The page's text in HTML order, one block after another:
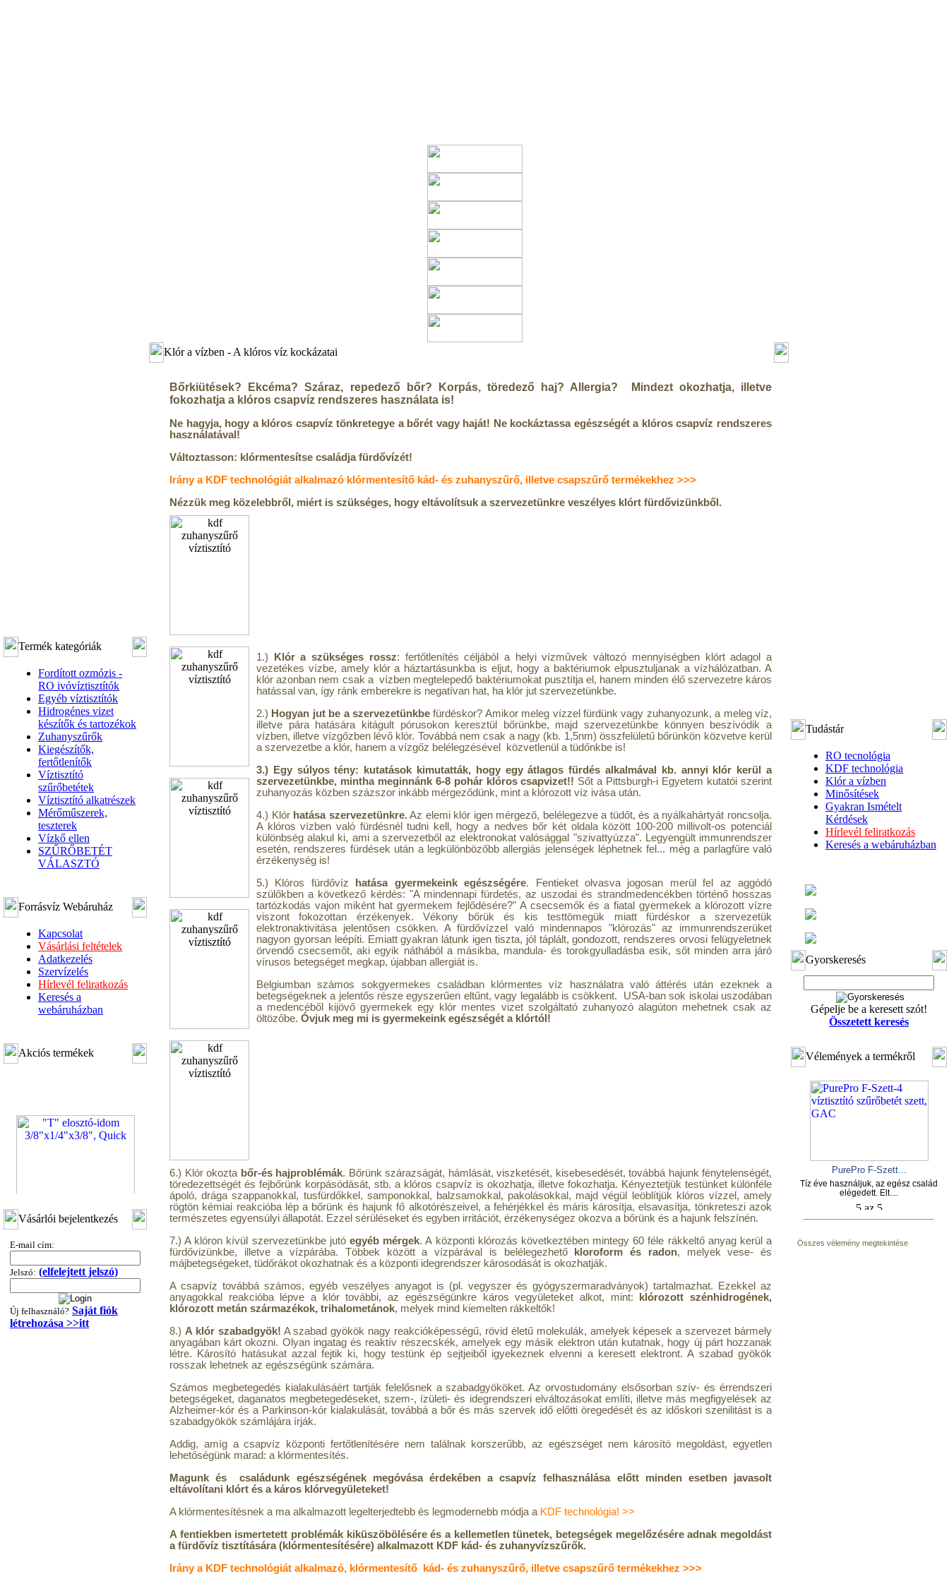
Termék kategóriák
Fordított ozmózis -
RO ivóvíztisztítók
Egyéb víztisztítók
Hidrogénes vizet
készítők és tartozékok
Zuhanyszűrők
Kiegészítők,
fertőtlenítők
Víztisztító
szűrőbetétek
Víztisztító alkatrészek
Mérőműszerek,
teszterek
Vízkő ellen
SZŰRŐBETÉT
VÁLASZTÓ
Forrásvíz Webáruház
Kapcsolat
Vásárlási feltételek
Adatkezelés
Szervízelés
Hírlevél feliratkozás
Keresés a
webáruházban
Akciós termékek
3/8"x1/4"x3/8", Quick
---------
Vásárlói bejelentkezés
E-mail cím:
Jelszó: (elfelejtett jelszó)
Új felhasználó? Saját fiók
létrehozása >>itt
Klór a vízben - A klóros víz kockázatai
Bőrkiütések? Ekcéma? Száraz, repedező bőr? Korpás, töredező haj? Allergia? Mindezt okozhatja, illetve
fokozhatja a klóros csapvíz rendszeres használata is!
Ne hagyja, hogy a klóros csapvíz tönkretegye a bőrét vagy haját! Ne kockáztassa egészségét a klóros csapvíz rendszeres
használatával!
Változtasson: klórmentesítse családja fürdővízét!
Irány a KDF technológiát alkalmazó klórmentesítő kád- és zuhanyszűrő, illetve csapszűrő termékekhez >>>
Nézzük meg közelebbről, miért is szükséges, hogy eltávolítsuk a szervezetünkre veszélyes klórt fürdővizünkből.
1.) Klór a szükséges rossz: fertőtlenítés céljából a helyi vízművek változó mennyiségben klórt adagol a
vezetékes vízbe, amely klór a háztartásunkba is eljut, hogy a baktériumok elpusztuljanak a vízhálózatban. A
klór azonban nem csak a vízben megtelepedő baktériumokat pusztítja el, hanem minden élő szervezetre káros
hatással van, így ránk emberekre is negatívan hat, ha klór jut szervezetünkbe.
2.) Hogyan jut be a szervezetünkbe fürdéskor? Amikor meleg vízzel fürdünk vagy zuhanyozunk, a meleg víz,
illetve pára hatására kitágult pórusokon keresztül bőrünkbe, majd szervezetünkbe könnyen beszívódik a
vízben, illetve vízgőzben lévő klór. Továbbá nem csak a nagy (kb. 1,5nm) összfelületű bőrünkön közvetve kerül
a szervezetbe a klór, hanem a vízgőz belélegzésével közvetlenül a tüdőnkbe is!
3.) Egy súlyos tény: kutatások kimutatták, hogy egy átlagos fürdés alkalmával kb. annyi klór kerül a
szervezetünkbe, mintha meginnánk 6-8 pohár klóros csapvizet!! Sőt a Pittsburgh-i Egyetem kutatói szerint
zuhanyozás közben százszor inkább mérgeződünk, mint a klórozott víz ivása után.
4.) Klór hatása szervezetünkre.Az elemi klór igen mérgező, belélegezve a tüdőt, és a nyálkahártyát roncsolja.
A klóros vízben való fürdésnél tudni kell, hogy a nedves bőr két oldala között 100-200 millivolt-os potenciál
különbség alakul ki, ami a szervezetből az elektronokat valósággal "szivattyúzza". Legyengült immunrendszer
esetén, rendszeres fürdések után a legkülönbözőbb allergiás jelenségek léphetnek fel... még a parlagfűre való
érzékenység is!
5.) Klóros fürdővíz
hatása gyermekeink egészségére. Fentieket olvasva jogosan merül fel az aggódó
szülőkben a következő kérdés: "A mindennapi fürdetés, az uszodai és strandmedencékben történő hosszas
tartózkodás vajon miként hat gyermekem fejlődésére?" A csecsemők és a fiatal gyermekek a klórozott vízre
viszont fokozottan érzékenyek. Vékony bőrük és kis testtömegük miatt fürdéskor a szervezetük
elektronaktivitása jelentősen csökken. A fürdővízzel való mindennapos "klórozás" az immunrendszerüket
nagyon gyorsan leépíti. Emiatt gyakran látunk igen tiszta, jól táplált, gondozott, rendszeres orvosi felügyeletnek
örvendő csecsemőt, aki egyik náthából a másikba, mandula- és torokgyulladásba esik, sőt minden arra járó
vírusos betegséget megkap, újabban allergiát is.
Belgiumban számos sokgyermekes családban klórmentes víz használatra való áttérés után ezeknek a
betegségeknek a jelentős része egyszerűen eltűnt, vagy legalább is csökkent. USA-ban sok iskolai uszodában
a medencéből kijövő gyermekek egy klór mentes vizet szolgáltató zuhanyozó alagúton mehetnek csak az
öltözőbe. Óvjuk meg mi is gyermekeink egészségét a klórtól!
6.) Klór okozta bőr-és hajproblémák. Bőrünk szárazságát, hámlását, viszketését, kisebesedését, továbbá hajunk fénytelenségét,
töredezettségét és fejbőrünk korpásódását, stb. a klóros csapvíz is okozhatja, illetve fokozhatja. Kényeztetjük testünket különféle
ápoló, drága szappanokkal, tusfürdőkkel, samponokkal, balzsamokkal, pakolásokkal, majd végül leöblítjük klóros vízzel, amely
rögtön kémiai reakcióba lép a bőrünk és hajunk fő alkotórészeivel, a fehérjékkel és máris károsítja, elsavasítja, tönkreteszi azok
természetes egyensúlyi állapotát. Ezzel sérüléseket és egyben irritációt, érzékenységez okozva a bőrünk és a hajunk felszínén.
7.) A klóron kívül szervezetünkbe jutó egyéb mérgek. A központi klórozás következtében mintegy 60 féle rákkeltő anyag kerül a
fürdővizünkbe, illetve a vízpárába. Többek között a vízpárával is belélegezhető
kloroform és radon, melyek vese- és
májbetegségeket, tüdőrákot okozhatnak és a központi idegrendszer károsodását is okozhatják.
A csapvíz továbbá számos, egyéb veszélyes anyagot is (pl. vegyszer és gyógyszermaradványok) tartalmazhat. Ezekkel az
anyagokkal reakcióba lépve a klór további, az egészségünkre káros vegyületeket alkot, mint:
klórozott szénhidrogének,
klórozott metán származékok, trihalometánok, melyek mind kiemelten rákkeltők!
8.) A klór szabadgyök! A szabad gyökök nagy reakcióképességű, rövid életű molekulák, amelyek képesek a szervezet bármely
anyagában kárt okozni. Olyan ingatag és reaktív részecskék, amelyek egy másik elektron után kutatnak, hogy új párt hozzanak
létre. Károsító hatásukat azzal fejtik ki, hogy testünk ép sejtjeiből igyekeznek elvenni a keresett elektront. A szabad gyökök
rosszak lehetnek az egészségünk számára.
Számos megbetegedés kialakulásáért tartják felelősnek a szabadgyököket. Az orvostudomány elsősorban szív- és érrendszeri
betegségeket, daganatos megbetegedéseket, szem-, ízületi- és idegrendszeri elváltozásokat említi, illetve más megfigyelések az
Alzheimer-kór és a Parkinson-kór kialakulását, továbbá a bőr és más szervek idő előtti öregedését és az időskori szenilitást is a
szabadgyökök számlájára írják.
Addig, amíg a csapvíz központi fertőtlenítésére nem találnak korszerűbb, az egészséget nem károsító megoldást, egyetlen
lehetőségünk marad: a klórmentesítés.
Magunk és családunk egészségének megóvása érdekében a csapvíz felhasználása előtt minden esetben javasolt
eltávolítani klórt és a káros klórvegyületeket!
A klórmentesítésnek a ma alkalmazott legelterjedtebb és legmodernebb módja a KDF technológia! >>
A fentiekben ismertetett problémák kiküszöbölésére és a kellemetlen tünetek, betegségek megelőzésére adnak megoldást
a fürdővíz tisztítására (klórmentesítésére) alkalmazott KDF kád- és zuhanyvízszűrők.
Irány a KDF technológiát alkalmazó, klórmentesítő kád- és zuhanyszűrő, illetve csapszűrő termékekhez >>>
Tudástár
RO tecnológia
KDF technológia
Klór a vízben
Minősítések
Gyakran Ismételt
Kérdések
Hírlevél feliratkozás
Keresés a webáruházban
Gyorskeresés
Gépelje be a keresett szót!
Összetett keresés
Vélemények a termékről
PurePro F-Szett...
Tíz éve használjuk, az egész család
elégedett. Elt....
Összes vélemény megtekintése